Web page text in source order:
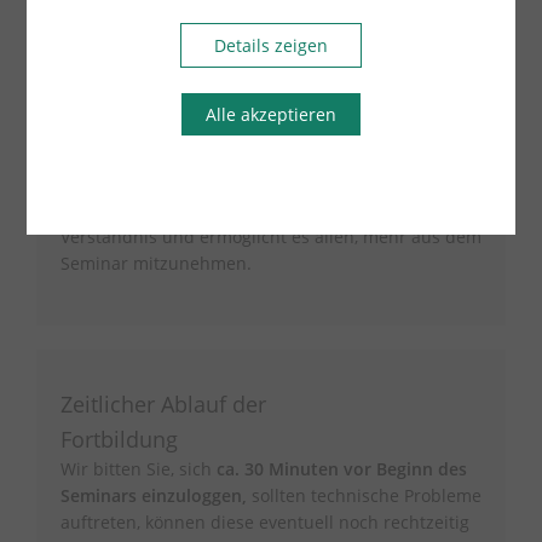
Es besteht die Möglichkeit während und nach dem
Seminar via Chat Fragen zu stellen.
Kommunikation über das Mikrofon zu äußern.
Verständnis und ermöglicht es allen, mehr aus dem
Seminar mitzunehmen.
Zeitlicher Ablauf der
Fortbildung
Wir bitten Sie, sich ca. 30 Minuten vor Beginn des
Seminars einzuloggen, sollten technische Probleme
auftreten, können diese eventuell noch rechtzeitig
Details zeigen
Alle akzeptieren